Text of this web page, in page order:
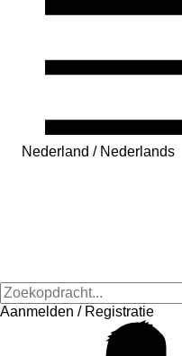
Nederland / Nederlands
Aanmelden / Registratie